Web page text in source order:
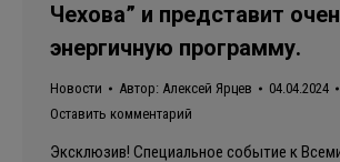
Чехова” и представит
энергичную программу.
Новости Автор: Алексей Ярцев
04.04.2024
Оставить комментарий
Эксклюзив! Специальное событие к